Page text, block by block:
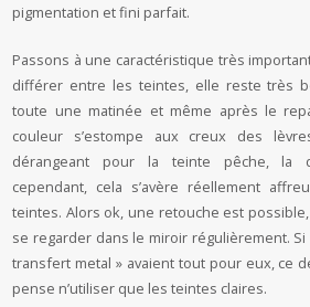
pigmentation et fini parfait.
Passons à une caractéristique très
différer entre les teintes, elle reste très
toute une matinée et même après le
couleur s’estompe aux creux des
dérangeant pour la teinte pêche, la
cependant, cela s’avère réellement
teintes. Alors ok, une retouche est
se regarder dans le miroir régulièrement.
transfert metal » avaient tout pour eux, ce
pense n’utiliser que les teintes claires.